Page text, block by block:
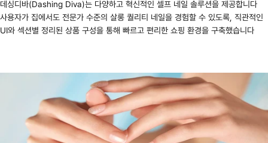
데싱디바(Dashing Diva)는 다양하고 혁신적인 셀프 네일 솔루션을 제공합니다
사용자가 집에서도 전문가 수준의 살롱 퀄리티 네일을 경험할 수 있도록, 직관적인
UI와 섹션별 정리된 상품 구성을 통해 빠르고 편리한 쇼핑 환경을 구축했습니다